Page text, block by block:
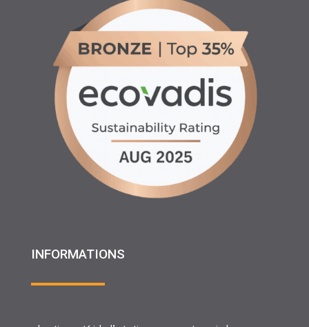
INFORMATIONS
♦ Partenariats
♦ Recrutement